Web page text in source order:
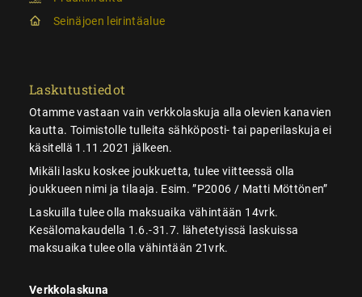
Seinäjoen leirintäalue
Laskutustiedot
Otamme vastaan vain verkkolaskuja alla olevien kanavien
kautta. Toimistolle tulleita sähköposti- tai paperilaskuja ei
käsitellä 1.11.2021 jälkeen.
Mikäli lasku koskee joukkuetta, tulee viitteessä olla
joukkueen nimi ja tilaaja. Esim. ”P2006 / Matti Möttönen”
Laskuilla tulee olla maksuaika vähintään 14vrk.
Kesälomakaudella 1.6.-31.7. lähetetyissä laskuissa
maksuaika tulee olla vähintään 21vrk.
Verkkolaskuna